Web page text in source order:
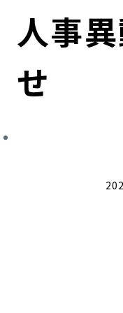
コンプライアンス
ガバナンス
個人投資家のみなさま
株式情報
担当役員メッセー
サステナビリティマネ
人事
せ